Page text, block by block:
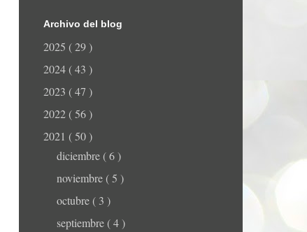
Archivo del blog
2025 ( 29 )
2024 ( 43 )
2023 ( 47 )
2022 ( 56 )
2021 ( 50 )
diciembre ( 6 )
noviembre ( 5 )
octubre ( 3 )
septiembre ( 4 )